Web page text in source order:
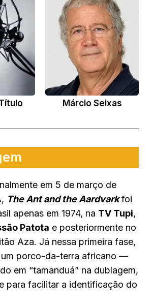
Márcio Seixas
em 5 de março de
The Ant and the Aardvarkfoi
apenas em 1974, na TV Tupi,
Patota e posteriormente no
Aza. Já nessa primeira fase,
porco-da-terra africano —
em “tamanduá” na dublagem,
para facilitar a identificação do